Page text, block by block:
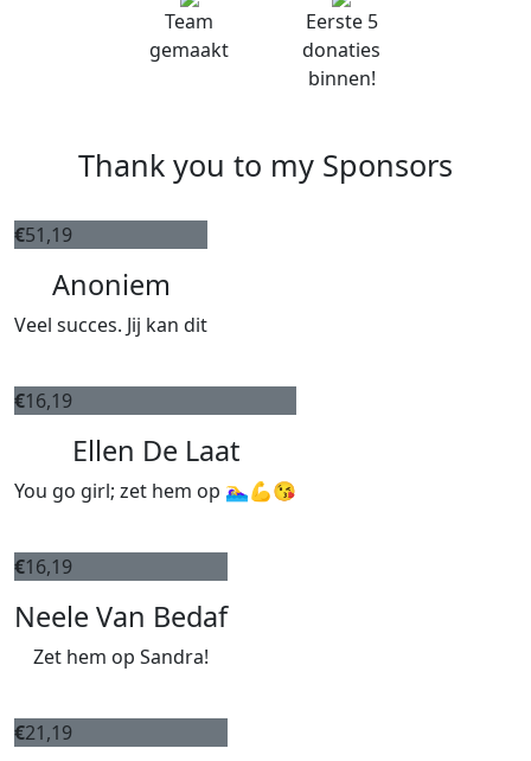
Team
gemaakt
Eerste 5
donaties
binnen!
Thank you to my Sponsors
€51,19
Anoniem
Veel succes. Jij kan dit
€16,19
Ellen De Laat
You go girl; zet hem op 🏊‍♀️💪😘
€16,19
Neele Van Bedaf
Zet hem op Sandra!
€21,19